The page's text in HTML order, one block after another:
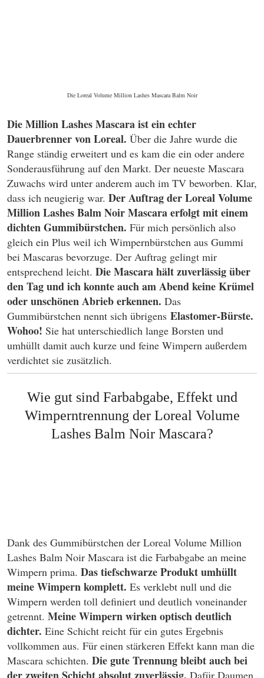
Die Loreal Volume Million Lashes Mascara Balm Noir
Die Million Lashes Mascara ist ein echter
Dauerbrenner von Loreal. Über die Jahre wurde die
Range ständig erweitert und es kam die ein oder andere
Sonderausführung auf den Markt. Der neueste Mascara
Zuwachs wird unter anderem auch im TV beworben. Klar,
dass ich neugierig war. Der Auftrag der Loreal Volume
Million Lashes Balm Noir Mascara erfolgt mit einem
dichten Gummibürstchen. Für mich persönlich also
gleich ein Plus weil ich Wimpernbürstchen aus Gummi
bei Mascaras bevorzuge. Der Auftrag gelingt mir
entsprechend leicht. Die Mascara hält zuverlässig über
den Tag und ich konnte auch am Abend keine Krümel
oder unschönen Abrieb erkennen. Das
Gummibürstchen nennt sich übrigens Elastomer-Bürste.
Wohoo! Sie hat unterschiedlich lange Borsten und
umhüllt damit auch kurze und feine Wimpern außerdem
verdichtet sie zusätzlich.
Wie gut sind Farbabgabe, Effekt und
Wimperntrennung der Loreal Volume
Lashes Balm Noir Mascara?
Dank des Gummibürstchen der Loreal Volume Million
Lashes Balm Noir Mascara ist die Farbabgabe an meine
Wimpern prima. Das tiefschwarze Produkt umhüllt
meine Wimpern komplett. Es verklebt null und die
Wimpern werden toll definiert und deutlich voneinander
getrennt. Meine Wimpern wirken optisch deutlich
dichter. Eine Schicht reicht für ein gutes Ergebnis
vollkommen aus. Für einen stärkeren Effekt kann man die
Mascara schichten. Die gute Trennung bleibt auch bei
Dafür Daumen